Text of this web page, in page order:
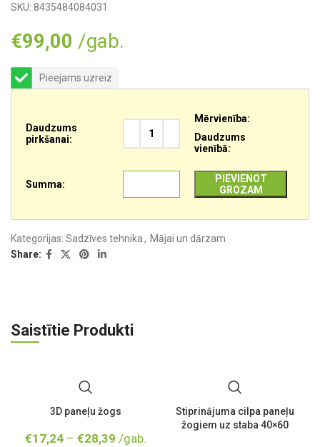
SKU: 8435484084031
€99,00 /gab.
Pieejams uzreiz
Daudzums
pirkšanai:
Mērvienība:
Daudzums
vienībā:
Summa:
PIEVIENOT
GROZAM
Kategorijas: Sadzīves tehnika, Mājai un dārzam
Share:
Saistītie Produkti
3D paneļu žogs
€17,24– €28,39 /gab.
Stiprinājuma cilpa paneļu
žogiem uz staba 40×60